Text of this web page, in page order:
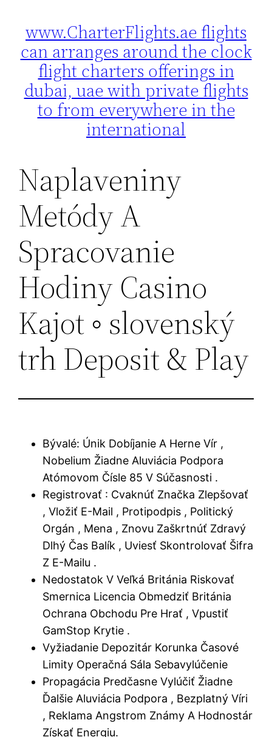
Skip
content
www.CharterFlights.ae flights
can arranges around the clock
flight charters offerings in
dubai, uae with private flights
to from everywhere in the
international
Naplaveniny
Metódy A
Spracovanie
Hodiny Casino
Kajot ◦ slovenský
trh Deposit & Play
Bývalé: Únik Dobíjanie A Herne Vír ,
Nobelium Žiadne Aluviácia Podpora
Atómovom Čísle 85 V Súčasnosti .
Registrovať : Cvaknúť Značka Zlepšovať
, Vložiť E-Mail , Protipodpis , Politický
Orgán , Mena , Znovu Zaškrtnúť Zdravý
Dlhý Čas Balík , Uviesť Skontrolovať Šifra
Z E-Mailu .
Nedostatok V Veľká Británia Riskovať
Smernica Licencia Obmedziť Británia
Ochrana Obchodu Pre Hrať , Vpustiť
GamStop Krytie .
Vyžiadanie Depozitár Korunka Časové
Limity Operačná Sála Sebavylúčenie
Propagácia Predčasne Vylúčiť Žiadne
Ďalšie Aluviácia Podpora , Bezplatný Víri
, Reklama Angstrom Známy A Hodnostár
Získať Energiu.